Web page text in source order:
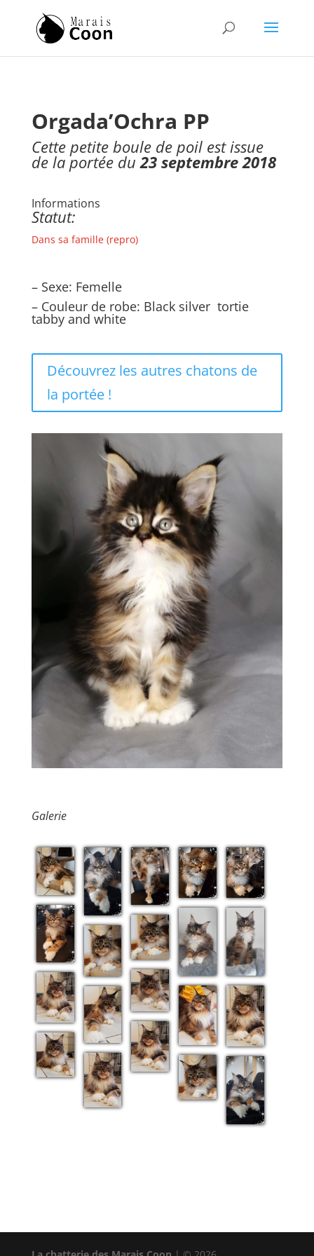
Orgada’Ochra PP
Cette petite boule de poil est issue
de la portée du23 septembre 2018
Informations
Statut:
Dans sa famille (repro)
– Sexe: Femelle
– Couleur de robe: Black silver tortie
tabby and white
Découvrez les autres chatons de
la portée !
Galerie